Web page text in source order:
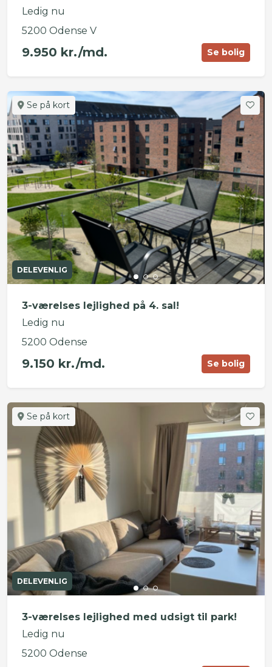
Ledig nu
5200 Odense V
9.950 kr./md. Se bolig
Se på kort
DELEVENLIG
3-værelses lejlighed på 4. sal!
Ledig nu
5200 Odense
9.150 kr./md. Se bolig
Se på kort
DELEVENLIG
3-værelses lejlighed med udsigt til park!
Ledig nu
5200 Odense